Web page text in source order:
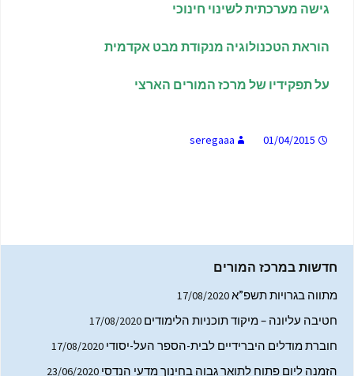
גישה מערכתית לשינוי חינוכי
הוראת הטכנולוגיה מנקודת מבט אקדמית
על תפקידיו של מרכז המורים הארצי
01/04/2015
seregaaa
חדשות במרכז המורים
מתווה בגרויות תשפ”א17/08/2020
חטיבה עליונה – מיקוד תוכניות הלימודים 17/08/2020
חוברת מודלים היברידיים לבית-הספר העל-יסודי 17/08/2020
הזמנה ליום פתוח לתואר גבוה בחינוך מדעי הנדסי 23/06/2020